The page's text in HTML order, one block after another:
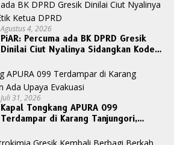
Agustus 4, 2026
PiAR: Percuma ada BK DPRD Gresik
Dinilai Ciut Nyalinya Sidangkan Kode
Juli 31, 2026
Kapal Tongkang APURA 099
Terdampar di Karang Tanjungori,